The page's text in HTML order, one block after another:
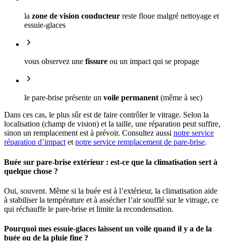
la zone de vision conducteur reste floue malgré nettoyage et
essuie-glaces
vous observez une fissure ou un impact qui se propage
le pare-brise présente un voile permanent (même à sec)
Dans ces cas, le plus sûr est de faire contrôler le vitrage. Selon la
localisation (champ de vision) et la taille, une réparation peut suffire,
sinon un remplacement est à prévoir. Consultez aussi notre service
réparation d’impact et notre service remplacement de pare-brise.
Buée sur pare-brise extérieur : est-ce que la climatisation sert à
quelque chose ?
Oui, souvent. Même si la buée est à l’extérieur, la climatisation aide
à stabiliser la température et à assécher l’air soufflé sur le vitrage, ce
qui réchauffe le pare-brise et limite la recondensation.
Pourquoi mes essuie-glaces laissent un voile quand il y a de la
buée ou de la pluie fine ?